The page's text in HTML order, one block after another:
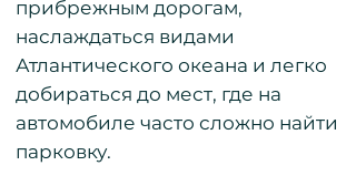
прибрежным дорогам,
наслаждаться видами
Атлантического океана и легко
добираться до мест, где на
автомобиле часто сложно найти
парковку.